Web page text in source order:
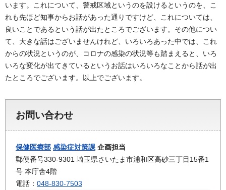
います。これについて、警戒区域というのを設けるというのを、こ
れも先ほど知事からお話があった通りですけど、これについては、
良いことであるという話が出たところでございます。その他につい
て、大きな話はございませんけれど、いろいろあった中では、これ
からの状況というのが、コロナの感染の状況等も踏まえると、いろ
いろな変化が出てきているというお話はいろいろなことから話が出
たところでございます。以上でございます。
お問い合わせ
保健医療部 感染症対策課 企画担当
郵便番号330-9301 埼玉県さいたま市浦和区高砂三丁目15番1
号 本庁舎4階
電話： 048-830-7503